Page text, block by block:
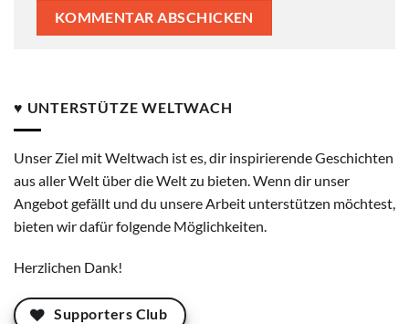
♥ UNTERSTÜTZE WELTWACH
Unser Ziel mit Weltwach ist es, dir inspirierende Geschichten
aus aller Welt über die Welt zu bieten. Wenn dir unser
Angebot gefällt und du unsere Arbeit unterstützen möchtest,
bieten wir dafür folgende Möglichkeiten.
Herzlichen Dank!
Supporters Club